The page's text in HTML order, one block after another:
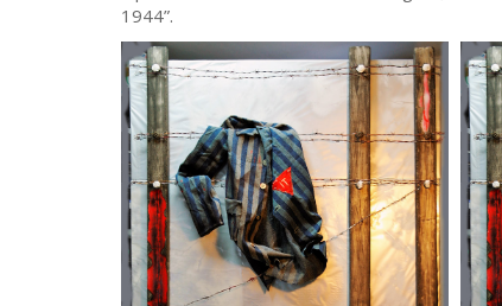
1944”.